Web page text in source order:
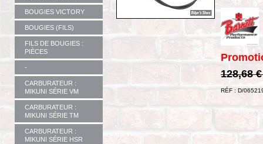
BOUGIES VICTORY
BOUGIES (FILS)
FILS DE BOUGIES :
PIÈCES
-
CARBURATEUR :
MIKUNI SÉRIE VM
CARBURATEUR :
MIKUNI SÉRIE TM
CARBURATEUR :
MIKUNI SÉRIE HSR
128,68
RÉF : D/